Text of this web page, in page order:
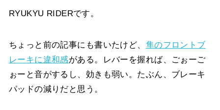
RYUKYU RIDERです。
ちょっと前の記事にも書いたけど、 隼のフロントブ
レーキに違和感がある。レバーを握れば、ごぉーご
ぉーと音がするし、効きも弱い。たぶん、ブレーキ
パッドの減りだと思う。